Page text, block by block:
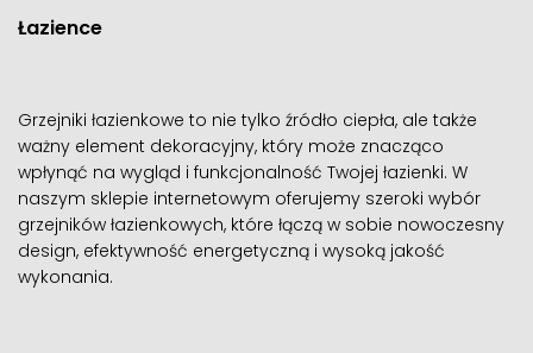
Łazience
Grzejniki łazienkowe to nie tylko źródło ciepła, ale także
ważny element dekoracyjny, który może znacząco
wpłynąć na wygląd i funkcjonalność Twojej łazienki. W
naszym sklepie internetowym oferujemy szeroki wybór
grzejników łazienkowych, które łączą w sobie nowoczesny
design, efektywność energetyczną i wysoką jakość
wykonania.